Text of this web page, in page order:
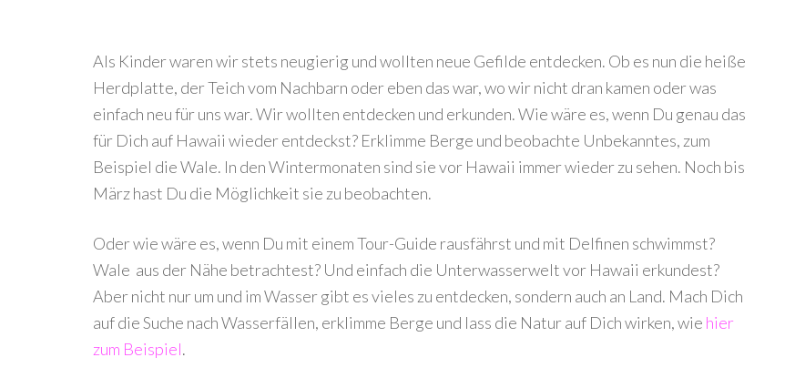
Als Kinder waren wir stets neugierig und wollten neue Gefilde entdecken. Ob es nun die heiße
Herdplatte, der Teich vom Nachbarn oder eben das war, wo wir nicht dran kamen oder was
einfach neu für uns war. Wir wollten entdecken und erkunden. Wie wäre es, wenn Du genau das
für Dich auf Hawaii wieder entdeckst? Erklimme Berge und beobachte Unbekanntes, zum
Beispiel die Wale. In den Wintermonaten sind sie vor Hawaii immer wieder zu sehen. Noch bis
März hast Du die Möglichkeit sie zu beobachten.
Oder wie wäre es, wenn Du mit einem Tour-Guide rausfährst und mit Delfinen schwimmst?
Wale aus der Nähe betrachtest? Und einfach die Unterwasserwelt vor Hawaii erkundest?
Aber nicht nur um und im Wasser gibt es vieles zu entdecken, sondern auch an Land. Mach Dich
auf die Suche nach Wasserfällen, erklimme Berge und lass die Natur auf Dich wirken, wie hier
zum Beispiel.